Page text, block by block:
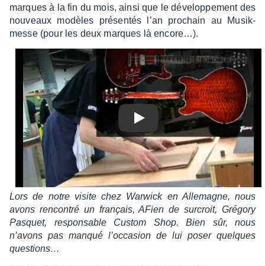
marques à la fin du mois, ainsi que le déve­lop­pe­ment des
nouveaux modèles présen­tés l’an prochain au Musik­
messe (pour les deux marques là enco­re…).
Play
Lors de notre visite chez Warwick en Alle­magne, nous
avons rencon­tré un français, AFien de surcroit, Grégory
Pasquet, respon­sable Custom Shop. Bien sûr, nous
n’avons pas manqué l’oc­ca­sion de lui poser quelques
ques­tions…